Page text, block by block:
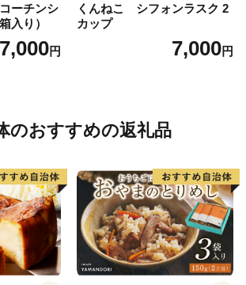
ーチンシ
入り）
円
くんねこ シフォンラスク 2
カップ
7,000円
のおすすめの返礼品